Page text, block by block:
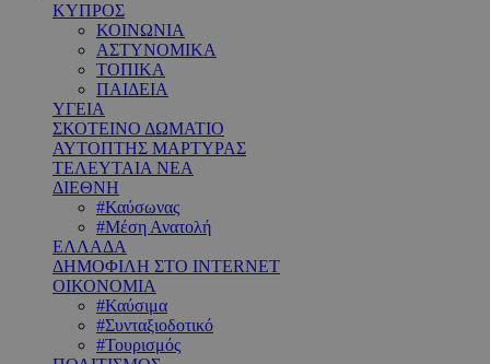
ΚΥΠΡΟΣ
ΚΟΙΝΩΝΙΑ
ΑΣΤΥΝΟΜΙΚΑ
ΤΟΠΙΚΑ
ΠΑΙΔΕΙΑ
ΥΓΕΙΑ
ΣΚΟΤΕΙΝΟ ΔΩΜΑΤΙΟ
ΑΥΤΟΠΤΗΣ ΜΑΡΤΥΡΑΣ
ΤΕΛΕΥΤΑΙΑ ΝΕΑ
ΔΙΕΘΝΗ
#Καύσωνας
#Μέση Ανατολή
ΕΛΛΑΔΑ
ΔΗΜΟΦΙΛΗ ΣΤΟ INTERNET
ΟΙΚΟΝΟΜΙΑ
#Καύσιμα
#Συνταξιοδοτικό
#Τουρισμός